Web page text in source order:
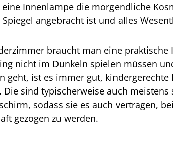
eine Innenlampe die morgendliche
angebracht ist und alles
braucht man eine
nicht im Dunkeln spielen müssen
geht, ist es immer gut, kindergerechte
Die sind typischerweise auch
sodass sie es auch vertragen,
gezogen zu werden.